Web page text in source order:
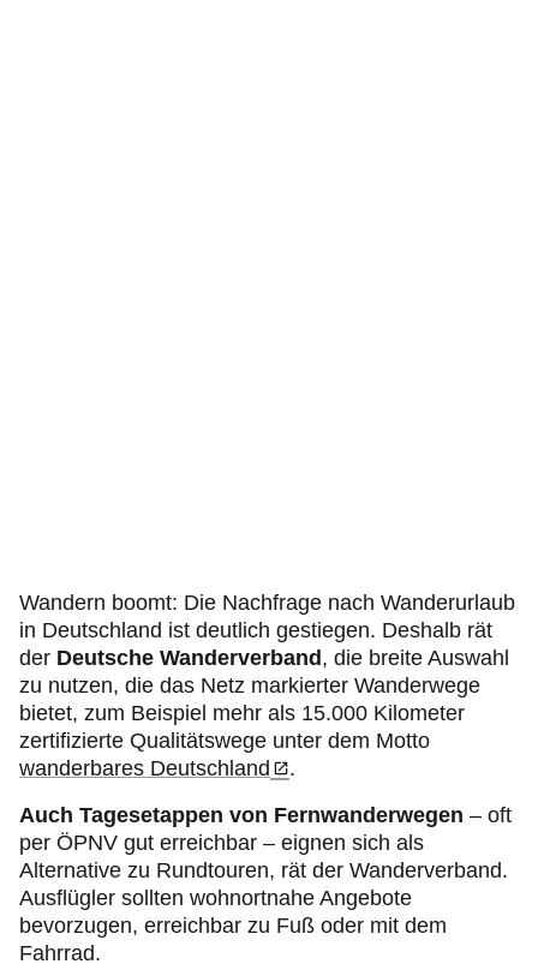
Wandern boomt: Die Nachfrage nach Wanderurlaub
in Deutschland ist deutlich gestiegen. Deshalb rät
der Deutsche Wanderverband , die breite Auswahl
zu nutzen, die das Netz markierter Wanderwege
bietet, zum Beispiel mehr als 15.000 Kilometer
zertifizierte Qualitätswege unter dem Motto
wanderbares Deutschland
.
Auch Tagesetappen von Fernwanderwegen – oft
per ÖPNV gut erreichbar – eignen sich als
Alternative zu Rundtouren, rät der Wanderverband.
Ausflügler sollten wohnortnahe Angebote
bevorzugen, erreichbar zu Fuß oder mit dem
Fahrrad.